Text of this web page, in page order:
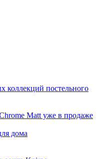
коллекций постельного
Matt уже в продаже
дома